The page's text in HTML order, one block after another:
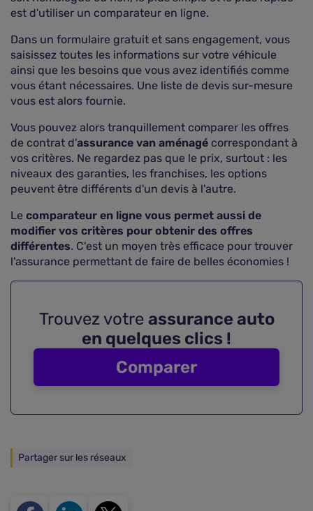
est d'utiliser un comparateur en ligne.
Dans un formulaire gratuit et sans engagement, vous
saisissez toutes les informations sur votre véhicule
ainsi que les besoins que vous avez identifiés comme
vous étant nécessaires. Une liste de devis sur-mesure
vous est alors fournie.
Vous pouvez alors tranquillement comparer les offres
de contrat d'assurance van aménagé correspondant à
vos critères. Ne regardez pas que le prix, surtout : les
niveaux des garanties, les franchises, les options
peuvent être différents d'un devis à l'autre.
Le comparateur en ligne vous permet aussi de
modifier vos critères pour obtenir des offres
différentes. C'est un moyen très efficace pour trouver
l'assurance permettant de faire de belles économies !
Trouvez votre assurance auto
en quelques clics !
Comparer
Partager sur les réseaux